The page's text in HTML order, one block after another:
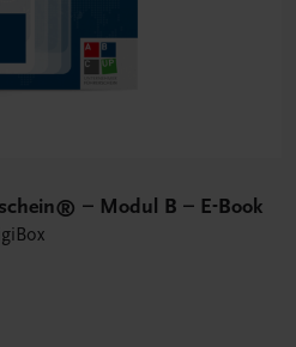
– Modul B – E-Book